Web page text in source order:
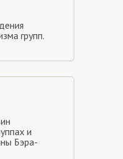
групп.
и
Бэра-